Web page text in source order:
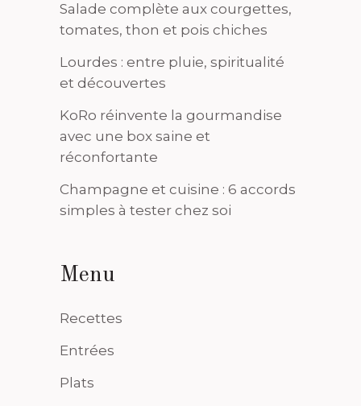
Salade complète aux courgettes,
tomates, thon et pois chiches
Lourdes : entre pluie, spiritualité
et découvertes
KoRo réinvente la gourmandise
avec une box saine et
réconfortante
Champagne et cuisine : 6 accords
simples à tester chez soi
Menu
Recettes
Entrées
Plats